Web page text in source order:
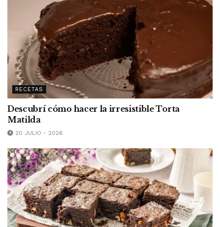
RECETAS
Descubrí cómo hacer la irresistible Torta
Matilda
20 JULIO - 2026